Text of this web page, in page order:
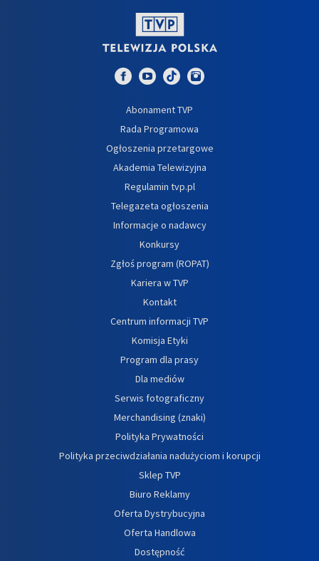
Abonament TVP
Rada Programowa
Ogłoszenia przetargowe
Akademia Telewizyjna
Regulamin tvp.pl
Telegazeta ogłoszenia
Informacje o nadawcy
Konkursy
Zgłoś program (ROPAT)
Kariera w TVP
Kontakt
Centrum informacji TVP
Komisja Etyki
Program dla prasy
Dla mediów
Serwis fotograficzny
Merchandising (znaki)
Polityka Prywatności
Polityka przeciwdziałania nadużyciom i korupcji
Sklep TVP
Biuro Reklamy
Oferta Dystrybucyjna
Oferta Handlowa
Dostępność